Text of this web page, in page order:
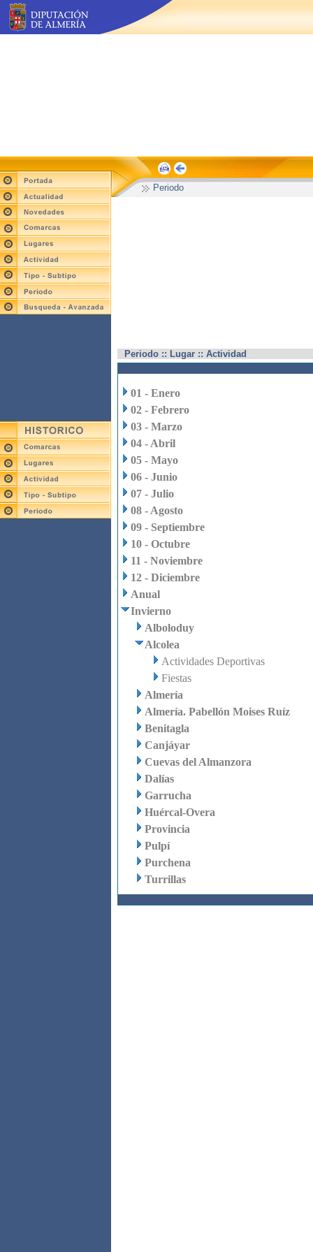
Periodo
Periodo :: Lugar :: Actividad
01 - Enero
02 - Febrero
03 - Marzo
04 - Abril
05 - Mayo
06 - Junio
07 - Julio
08 - Agosto
09 - Septiembre
10 - Octubre
11 - Noviembre
12 - Diciembre
Anual
Invierno
Alboloduy
Alcolea
Actividades Deportivas
Fiestas
Almería
Almería. Pabellón Moises Ruíz
Benitagla
Canjáyar
Cuevas del Almanzora
Dalías
Garrucha
Huércal-Overa
Provincia
Pulpí
Purchena
Turrillas